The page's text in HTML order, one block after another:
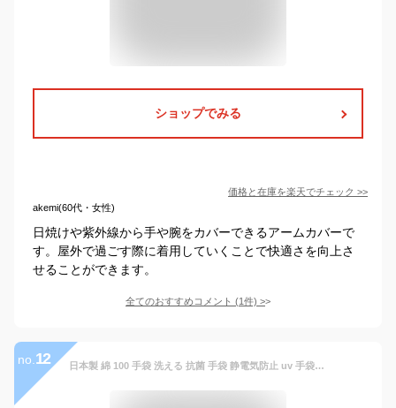
ショップでみる
価格と在庫を楽天でチェック >>
akemi(60代・女性)
日焼けや紫外線から手や腕をカバーできるアームカバーで
す。屋外で過ごす際に着用していくことで快適さを向上さ
せることができます。
全てのおすすめコメント (1件) >
no. 12 日本製 綿 100 手袋 洗える 抗菌 手袋 静電気防止 uv 手袋 ショート コットン 手袋 コロナ ウイルス対策 uvカット 紫外線対策 ブラック 黒 ベージュ グレー レディース メンズ ブランド クロダ kuroda 抗菌グローブ ブランド 手汗 対策 寝る時 保湿 おやすみ 手荒れ 防止